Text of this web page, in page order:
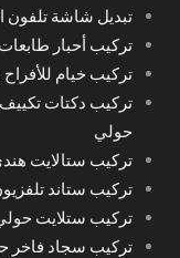
تبديل شاشة تلفون
تركيب أحبار
تركيب خيام
تركيب دكتات
حولي
تركيب ستالايت
تركيب ستاند تلفزيون
تركيب ستلايت
تركيب سجاد فاخر